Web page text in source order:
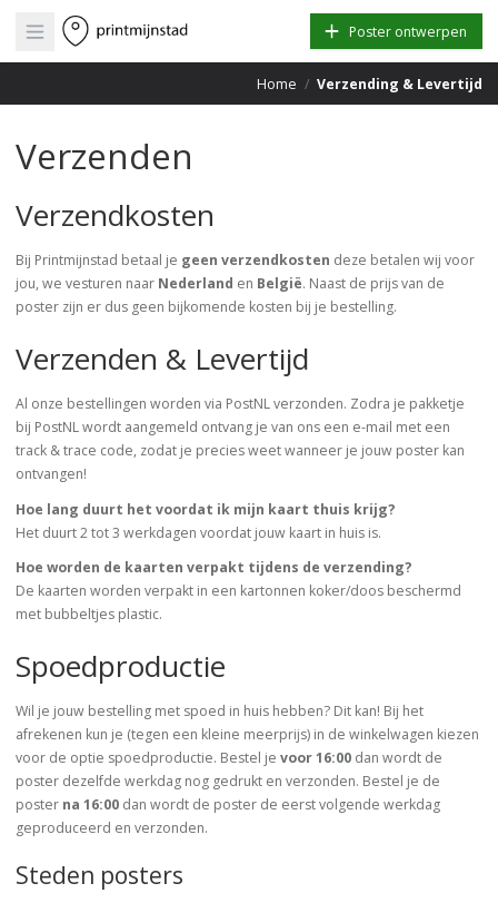
Open main menu Poster ontwerpen
Home / Verzending & Levertijd
Verzenden
Verzendkosten
Bij Printmijnstad betaal je geen verzendkosten deze betalen wij voor
jou, we vesturen naar Nederland en België. Naast de prijs van de
poster zijn er dus geen bijkomende kosten bij je bestelling.
Verzenden & Levertijd
Al onze bestellingen worden via PostNL verzonden. Zodra je pakketje
bij PostNL wordt aangemeld ontvang je van ons een e-mail met een
track & trace code, zodat je precies weet wanneer je jouw poster kan
ontvangen!
Hoe lang duurt het voordat ik mijn kaart thuis krijg?
Het duurt 2 tot 3 werkdagen voordat jouw kaart in huis is.
Hoe worden de kaarten verpakt tijdens de verzending?
De kaarten worden verpakt in een kartonnen koker/doos beschermd
met bubbeltjes plastic.
Spoedproductie
Wil je jouw bestelling met spoed in huis hebben? Dit kan! Bij het
afrekenen kun je (tegen een kleine meerprijs) in de winkelwagen kiezen
voor de optie spoedproductie. Bestel je voor 16:00 dan wordt de
poster dezelfde werkdag nog gedrukt en verzonden. Bestel je de
poster na 16:00 dan wordt de poster de eerst volgende werkdag
geproduceerd en verzonden.
Steden posters